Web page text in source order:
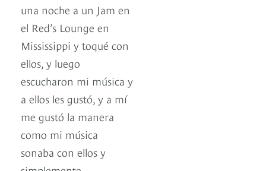
una noche a un Jam en
el Red’s Lounge en
Mississippi y toqué con
ellos, y luego
escucharon mi música y
a ellos les gustó, y a mí
me gustó la manera
como mi música
sonaba con ellos y